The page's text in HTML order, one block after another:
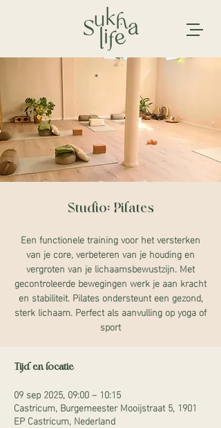
Studio: Pilates
Een functionele training voor het versterken
van je core, verbeteren van je houding en
vergroten van je lichaamsbewustzijn. Met
gecontroleerde bewegingen werk je aan kracht
en stabiliteit. Pilates ondersteunt een gezond,
sterk lichaam. Perfect als aanvulling op yoga of
sport
Tijd en locatie
09 sep 2025, 09:00 – 10:15
Castricum, Burgemeester Mooijstraat 5, 1901
EP Castricum, Nederland